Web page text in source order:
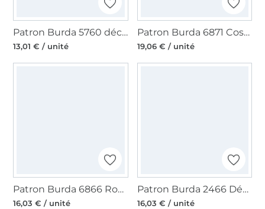
Patron Burda 5760 décoration Noël, version papier, en français
13,01 € / unité
Patron Burda 6871 Costume & Gilet, en français
19,06 € / unité
Patron Burda 6866 Robe de soirée, en français
16,03 € / unité
Patron Burda 2466 Déguisement Père Noël & Bouffon, en français
16,03 € / unité